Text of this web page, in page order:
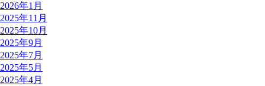
2026年1月
2025年11月
2025年10月
2025年9月
2025年7月
2025年5月
2025年4月